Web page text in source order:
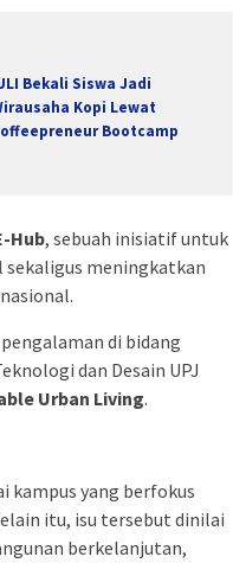
Bekali Siswa Jadi
Kopi Lewat
Bootcamp
Hub, sebuah inisiatif untuk
meningkatkan
di bidang
dan Desain UPJ
Urban Living.
kampus yang berfokus
itu, isu tersebut dinilai
berkelanjutan,